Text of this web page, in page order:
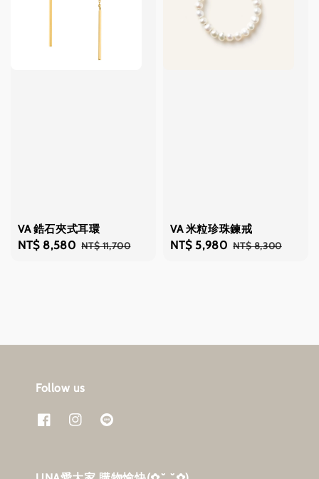
VA 鋯石夾式耳環
Sale
NT$ 8,580 Regular
NT$ 11,700
VA 米粒珍珠鍊戒
Sale
NT$ 5,980 Regular
NT$ 8,300
Follow us